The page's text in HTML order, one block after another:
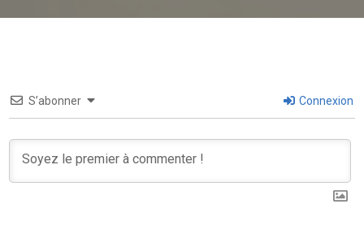
S’abonner Connexion